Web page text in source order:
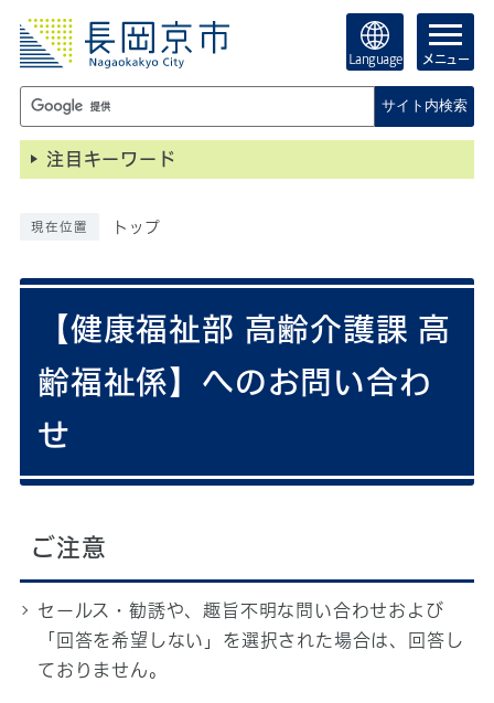
Language メニュー
サイト内検索
注目キーワード
現在位置 トップ
【健康福祉部 高齢介護課 高
齢福祉係】へのお問い合わ
せ
ご注意
セールス・勧誘や、趣旨不明な問い合わせおよび
「回答を希望しない」を選択された場合は、回答し
ておりません。